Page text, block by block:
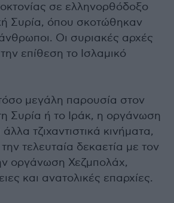
σε ελληνορθόδοξο
Συρία, όπου σκοτώθηκαν
Οι συριακές αρχές
επίθεση το Ισλαμικό
μεγάλη παρουσία στον
Συρία ή το Ιράκ, η οργάνωση
τζιχαντιστικά κινήματα,
τελευταία δεκαετία με τον
οργάνωση Χεζμπολάχ,
και ανατολικές επαρχίες.